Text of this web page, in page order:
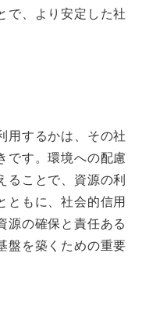
で、より安定した社
用するかは、その社
です。環境への配慮
ることで、資源の利
ともに、社会的信用
源の確保と責任ある
盤を築くための重要